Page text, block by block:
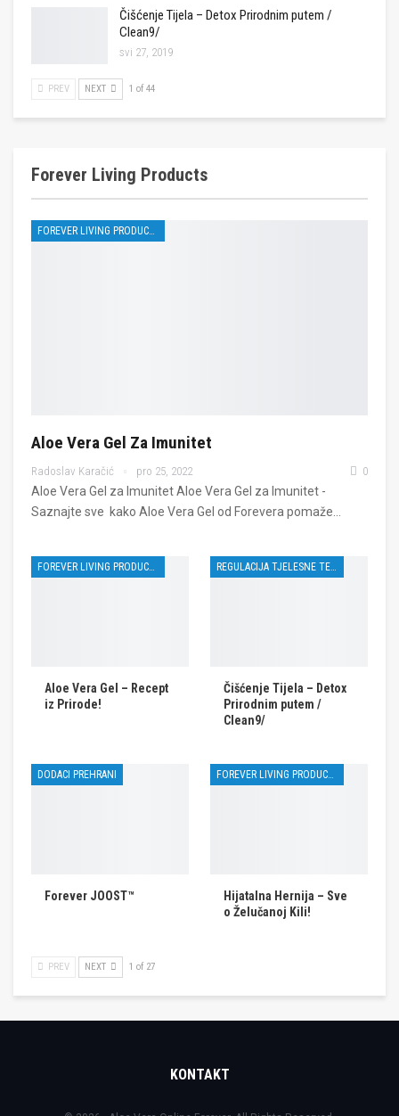
Čišćenje Tijela – Detox Prirodnim putem /
Clean9/
svi 27, 2019
PREV NEXT 1 of 44
Forever Living Products
FOREVER LIVING PRODUCTS
Aloe Vera Gel Za Imunitet
Radoslav Karačić pro 25, 2022 0
Aloe Vera Gel za Imunitet Aloe Vera Gel za Imunitet -
Saznajte sve kako Aloe Vera Gel od Forevera pomaže…
FOREVER LIVING PRODUCTS
Aloe Vera Gel – Recept
iz Prirode!
REGULACIJA TJELESNE TEŽINE
Čišćenje Tijela – Detox
Prirodnim putem /
Clean9/
DODACI PREHRANI
Forever JOOST™
FOREVER LIVING PRODUCTS
Hijatalna Hernija – Sve
o Želučanoj Kili!
PREV NEXT 1 of 27
KONTAKT